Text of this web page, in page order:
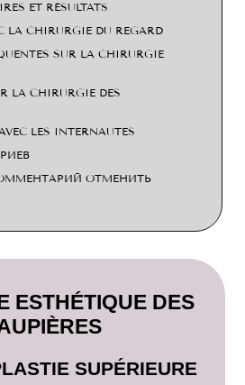
ET RÉSULTATS
LA CHIRURGIE DU REGARD
SUR LA CHIRURGIE
LA CHIRURGIE DES
LES INTERNAUTES
ОТМЕНИТЬ
ESTHÉTIQUE DES
SUPÉRIEURE